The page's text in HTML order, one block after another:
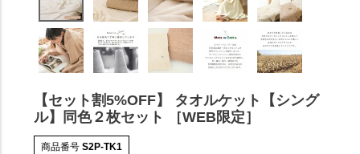
【セット割5%OFF】 タオルケット【シング
ル】同色２枚セット ［WEB限定］
商品番号 S2P-TK1